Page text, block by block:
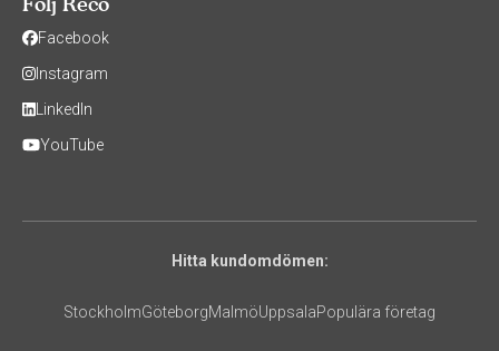
Facebook
Instagram
LinkedIn
YouTube
Hitta kundomdömen:
StockholmGöteborgMalmöUppsalaPopulära företag